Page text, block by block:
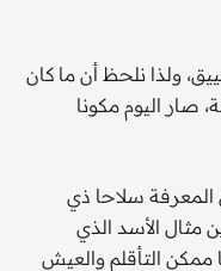
ولذا نلحظ أن ما كان
صار اليوم مكونا
المعرفة سلاحا ذي
الأسد الذي
ممكن التأقلم والعيش